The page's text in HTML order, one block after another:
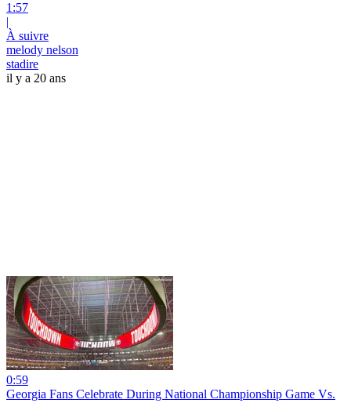
1:57
|
À suivre
melody nelson
stadire
il y a 20 ans
0:59
Georgia Fans Celebrate During National Championship Game Vs.